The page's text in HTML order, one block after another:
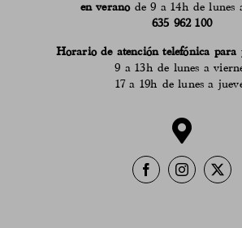
en veranode 9 a 14h de lunes
635 962 100
Horario de atención telefónica para
9 a 13h de lunes a
17 a 19h de lunes a